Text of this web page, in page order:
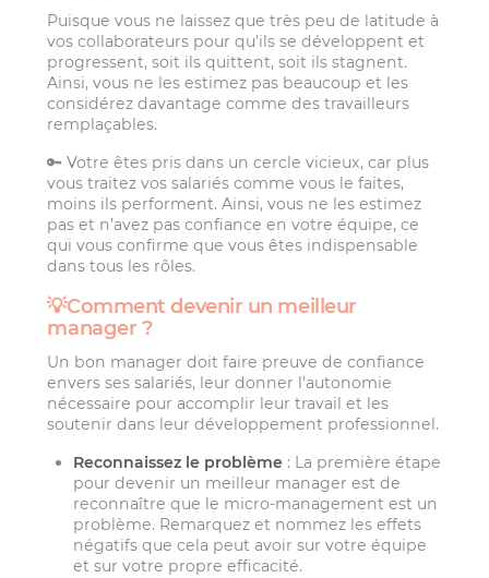
Puisque vous ne laissez que très peu de latitude à
vos collaborateurs pour qu’ils se développent et
progressent, soit ils quittent, soit ils stagnent.
Ainsi, vous ne les estimez pas beaucoup et les
considérez davantage comme des travailleurs
remplaçables.
🔑 Votre êtes pris dans un cercle vicieux, car plus
vous traitez vos salariés comme vous le faites,
moins ils performent. Ainsi, vous ne les estimez
pas et n’avez pas confiance en votre équipe, ce
qui vous confirme que vous êtes indispensable
dans tous les rôles.
💡Comment devenir un meilleur
manager ?
Un bon manager doit faire preuve de confiance
envers ses salariés, leur donner l’autonomie
nécessaire pour accomplir leur travail et les
soutenir dans leur développement professionnel.
Reconnaissez le problème : La première étape
pour devenir un meilleur manager est de
reconnaître que le micro-management est un
problème. Remarquez et nommez les effets
négatifs que cela peut avoir sur votre équipe
et sur votre propre efficacité.